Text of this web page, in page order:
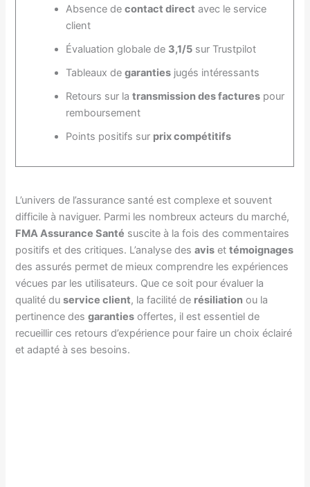
Absence de contact direct avec le service
client
Évaluation globale de 3,1/5sur Trustpilot
Tableaux de garantiesjugés intéressants
Retours sur la transmission des facturespour
remboursement
Points positifs sur prix compétitifs
L’univers de l’assurance santé est complexe et souvent
difficile à naviguer. Parmi les nombreux acteurs du marché,
FMA Assurance Santé suscite à la fois des commentaires
positifs et des critiques. L’analyse desavis ettémoignages
des assurés permet de mieux comprendre les expériences
vécues par les utilisateurs. Que ce soit pour évaluer la
qualité duservice client, la facilité de résiliation ou la
pertinence desgaranties offertes, il est essentiel de
recueillir ces retours d’expérience pour faire un choix éclairé
et adapté à ses besoins.